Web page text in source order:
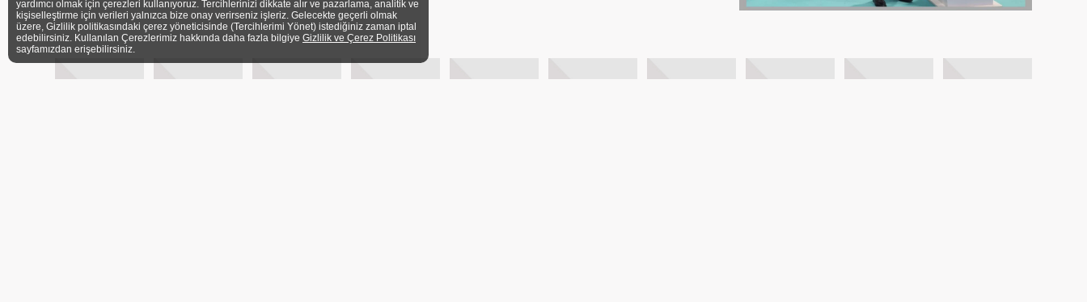
yardımcı olmak için çerezleri kullanıyoruz. Tercihlerinizi dikkate alır ve pazarlama, analitik ve
kişiselleştirme için verileri yalnızca bize onay verirseniz işleriz. Gelecekte geçerli olmak
üzere, Gizlilik politikasındaki çerez yöneticisinde (Tercihlerimi Yönet) istediğiniz zaman iptal
edebilirsiniz. Kullanılan Çerezlerimiz hakkında daha fazla bilgiye Gizlilik ve Çerez Politikası
sayfamızdan erişebilirsiniz.